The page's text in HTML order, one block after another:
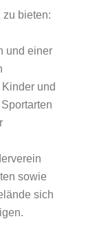
zu bieten:
und einer
und
sowie
sich